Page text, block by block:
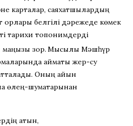
карталар, саяхатшылардың
белгілі дәрежеде көмек
тарихи топонимдерді
маңызы зор. Мысылы Мәшһүр
аймақтық жер-су
Оның айқын
өлең-шумақтарынан
атын,